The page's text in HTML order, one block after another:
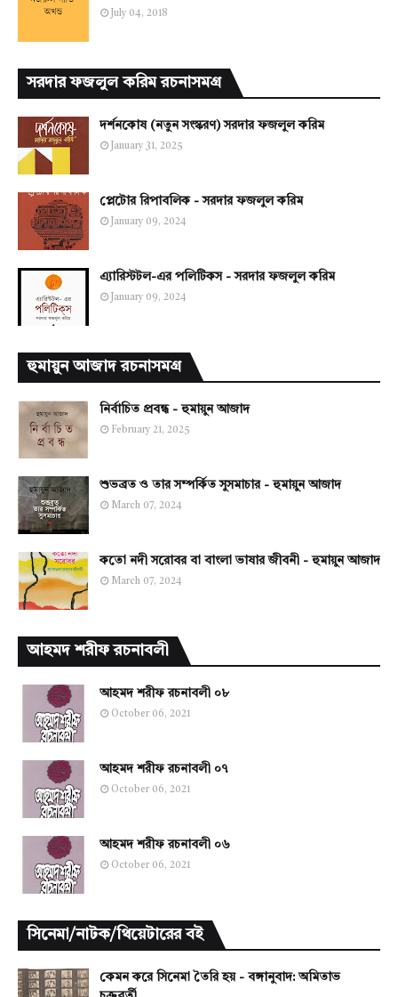
July 04, 2018
সরদার ফজলুল করিম রচনাসমগ্র
দর্শনকোষ (নতুন সংস্করণ) সরদার ফজলুল করিম
January 31, 2025
প্লেটোর রিপাবলিক - সরদার ফজলুল করিম
January 09, 2024
এ্যারিস্টটল-এর পলিটিকস - সরদার ফজলুল করিম
January 09, 2024
হুমায়ুন আজাদ রচনাসমগ্র
নির্বাচিত প্রবন্ধ - হুমায়ুন আজাদ
February 21, 2025
শুভব্রত ও তার সম্পর্কিত সুসমাচার - হুমায়ুন আজাদ
March 07, 2024
কতো নদী সরোবর বা বাংলা ভাষার জীবনী - হুমায়ুন আজাদ
March 07, 2024
আহমদ শরীফ রচনাবলী
আহমদ শরীফ রচনাবলী ০৮
October 06, 2021
আহমদ শরীফ রচনাবলী ০৭
October 06, 2021
আহমদ শরীফ রচনাবলী ০৬
October 06, 2021
সিনেমা/নাটক/থিয়েটারের বই
কেমন করে সিনেমা তৈরি হয় - বঙ্গানুবাদ: অমিতাভ